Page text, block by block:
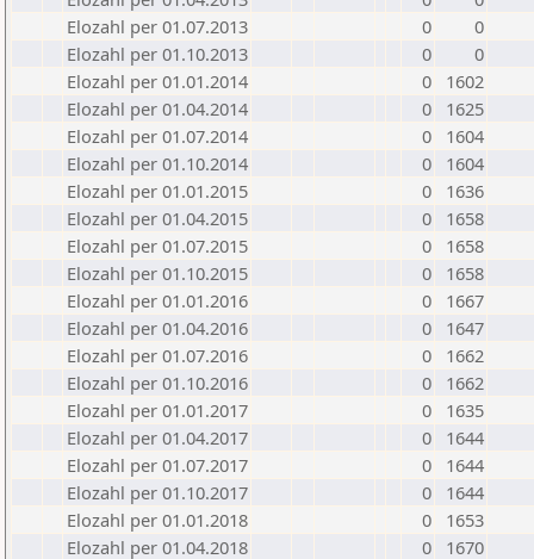
Elozahl per 01.07.2013
0
0
Elozahl per 01.10.2013
0
0
Elozahl per 01.01.2014
0
1602
Elozahl per 01.04.2014
0
1625
Elozahl per 01.07.2014
0
1604
Elozahl per 01.10.2014
0
1604
Elozahl per 01.01.2015
0
1636
Elozahl per 01.04.2015
0
1658
Elozahl per 01.07.2015
0
1658
Elozahl per 01.10.2015
0
1658
Elozahl per 01.01.2016
0
1667
Elozahl per 01.04.2016
0
1647
Elozahl per 01.07.2016
0
1662
Elozahl per 01.10.2016
0
1662
Elozahl per 01.01.2017
0
1635
Elozahl per 01.04.2017
0
1644
Elozahl per 01.07.2017
0
1644
Elozahl per 01.10.2017
0
1644
Elozahl per 01.01.2018
0
1653
Elozahl per 01.04.2018
0
1670